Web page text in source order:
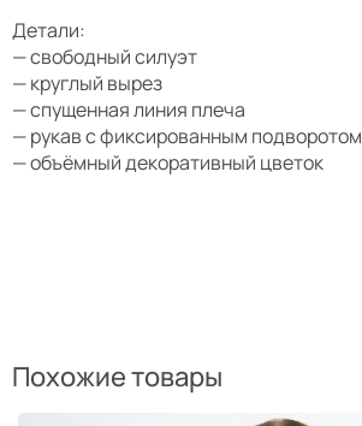
Детали:
— свободный силуэт
— круглый вырез
— спущенная линия плеча
— рукав с фиксированным подворотом
— объёмный декоративный цветок
Похожие товары